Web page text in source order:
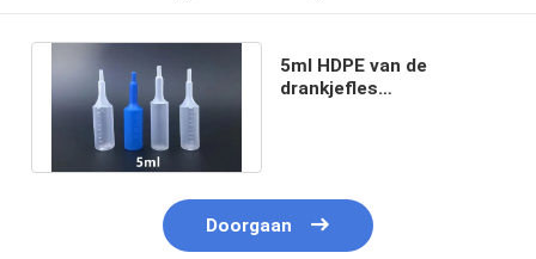
5ml HDPE van de
drankjefles
Doorgaan